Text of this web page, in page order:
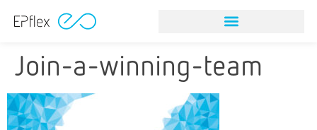
Join-a-winning-team